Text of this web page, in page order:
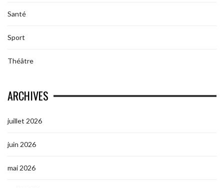
Santé
Sport
Théâtre
ARCHIVES
juillet 2026
juin 2026
mai 2026